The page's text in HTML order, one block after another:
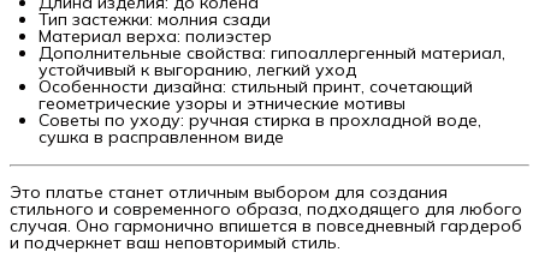
Тип застежки: молния сзади
Материал верха: полиэстер
Дополнительные свойства: гипоаллергенный материал,
устойчивый к выгоранию, легкий уход
Особенности дизайна: стильный принт, сочетающий
геометрические узоры и этнические мотивы
Советы по уходу: ручная стирка в прохладной воде,
сушка в расправленном виде
Это платье станет отличным выбором для создания
стильного и современного образа, подходящего для любого
случая. Оно гармонично впишется в повседневный гардероб
и подчеркнет ваш неповторимый стиль.